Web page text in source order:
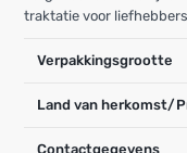
traktatie voor
Verpakkingsgrootte
Land van herkomst/
Contactgegevens